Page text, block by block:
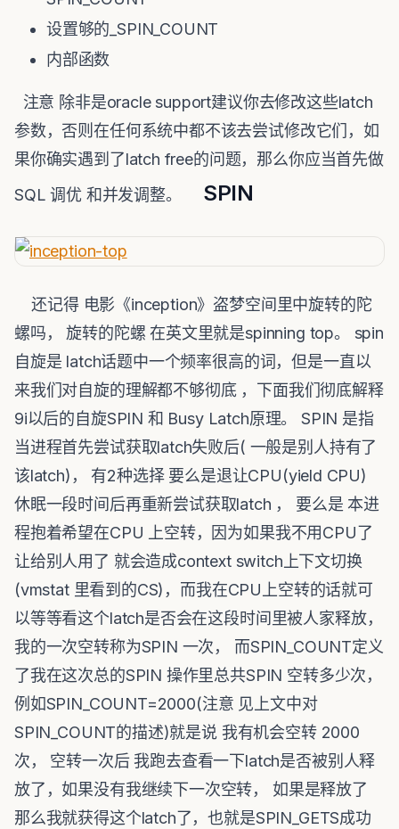
设置够的_SPIN_COUNT
内部函数
注意 除非是oracle support建议你去修改这些latch
参数，否则在任何系统中都不该去尝试修改它们，如
果你确实遇到了latch free的问题，那么你应当首先做
SQL 调优 和并发调整。 SPIN
还记得 电影《inception》盗梦空间里中旋转的陀
螺吗， 旋转的陀螺 在英文里就是spinning top。 spin
自旋是 latch话题中一个频率很高的词，但是一直以
来我们对自旋的理解都不够彻底 ，下面我们彻底解释
9i以后的自旋SPIN 和 Busy Latch原理。 SPIN 是指
当进程首先尝试获取latch失败后( 一般是别人持有了
该latch)， 有2种选择 要么是退让CPU(yield CPU)
休眠一段时间后再重新尝试获取latch ， 要么是 本进
程抱着希望在CPU 上空转，因为如果我不用CPU了
让给别人用了 就会造成context switch上下文切换
(vmstat 里看到的CS)，而我在CPU上空转的话就可
以等等看这个latch是否会在这段时间里被人家释放，
我的一次空转称为SPIN 一次， 而SPIN_COUNT定义
了我在这次总的SPIN 操作里总共SPIN 空转多少次，
例如SPIN_COUNT=2000(注意 见上文中对
SPIN_COUNT的描述)就是说 我有机会空转 2000
次， 空转一次后 我跑去查看一下latch是否被别人释
放了，如果没有我继续下一次空转， 如果是释放了
那么我就获得这个latch了，也就是SPIN_GETS成功